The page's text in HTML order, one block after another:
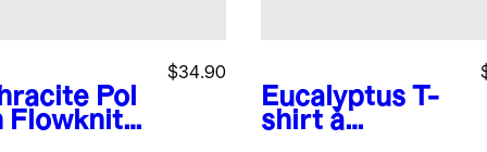
Pol
Flowknit
$34.90
Eucalyptus T-
shirt à